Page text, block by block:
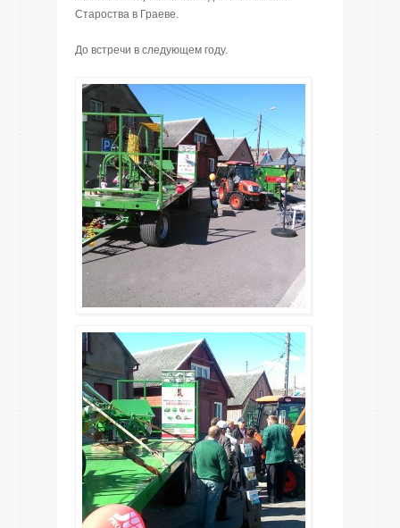
Староства в Граеве.
До встречи в следующем году.